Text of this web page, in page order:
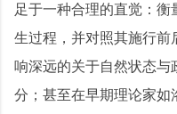
足于一种合理的直觉：
生过程，并对照其施行前
响深远的关于自然状态与
分；甚至在早期理论家